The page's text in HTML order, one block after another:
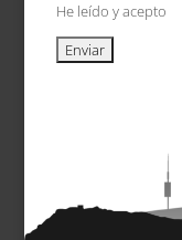
He leído y acepto